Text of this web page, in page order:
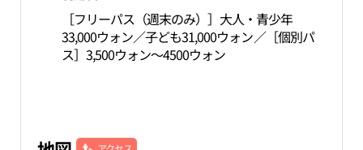
［フリーパス（週末のみ）］大人・青少年
33,000ウォン／子ども31,000ウォン／［個別パ
ス］3,500ウォン～4500ウォン